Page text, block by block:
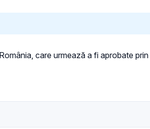
care urmează a fi aprobate